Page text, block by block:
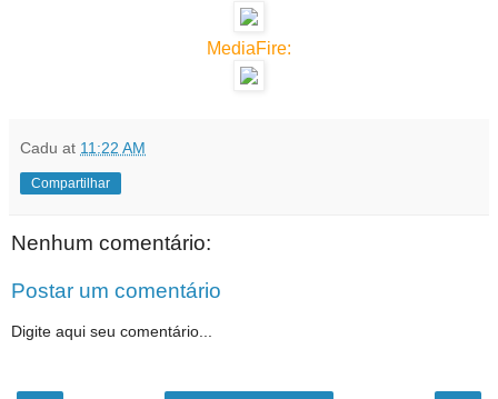
MediaFire:
Cadu at 11:22 AM
Compartilhar
Nenhum comentário:
Postar um comentário
Digite aqui seu comentário...